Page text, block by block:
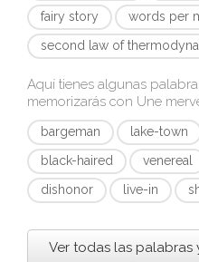
fairy story
words per
second law of
Aquí tienes algunas
memorizarás con Une
bargeman lake-town
black-haired
venereal
dishonor
live-in
Ver todas las palabras